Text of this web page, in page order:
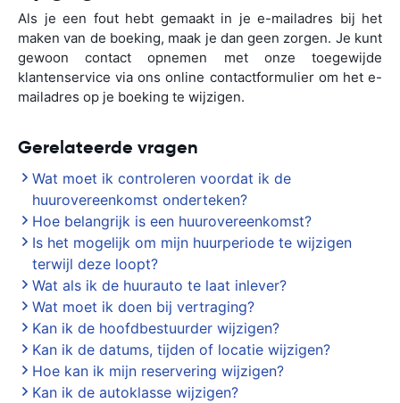
Als je een fout hebt gemaakt in je e-mailadres bij het
maken van de boeking, maak je dan geen zorgen. Je kunt
gewoon contact opnemen met onze toegewijde
klantenservice via ons online contactformulier om het e-
mailadres op je boeking te wijzigen.
Gerelateerde vragen
Wat moet ik controleren voordat ik de
huurovereenkomst onderteken?
Hoe belangrijk is een huurovereenkomst?
Is het mogelijk om mijn huurperiode te wijzigen
terwijl deze loopt?
Wat als ik de huurauto te laat inlever?
Wat moet ik doen bij vertraging?
Kan ik de hoofdbestuurder wijzigen?
Kan ik de datums, tijden of locatie wijzigen?
Hoe kan ik mijn reservering wijzigen?
Kan ik de autoklasse wijzigen?